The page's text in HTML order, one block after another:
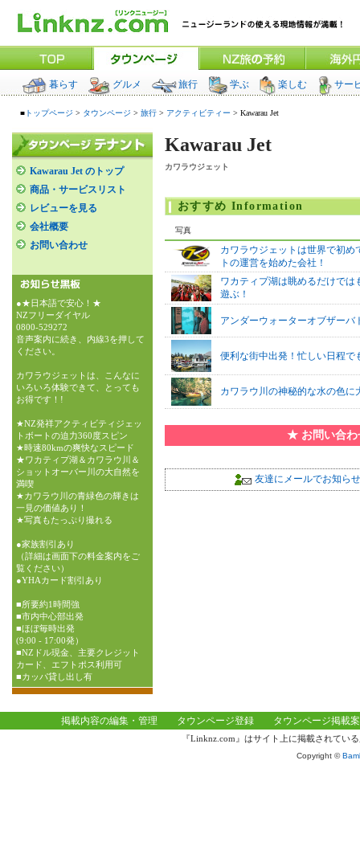
暮らす グルメ 旅行 学ぶ 楽しむ サー
■ トップページ > タウンページ > 旅行 > アクティビティー > Kawarau Jet
Kawarau Jet のトップ
商品・サービスリスト
レビューを見る
会社概要
お問い合わせ
●★日本語で安心！★
NZフリーダイヤル
0800-529272
音声案内に続き、内線3を押して
ください。
カワラウジェットは、こんなに
いろいろ体験できて、とっても
お得です！!
★NZ発祥アクティビティジェッ
トボートの迫力360度スピン
★時速80kmの爽快なスピード
★ワカティプ湖＆カワラウ川＆
ショットオーバー川の大自然を
満喫
★カワラウ川の青緑色の輝きは
一見の価値あり！
★写真もたっぷり撮れる
●家族割引あり
（詳細は画面下の料金案内をご
覧ください）
●YHAカード割引あり
■所要約1時間強
■市内中心部出発
■ほぼ毎時出発
(9:00 - 17:00発）
■NZドル現金、主要クレジット
カード、エフトポス利用可
■カッパ貸し出し有
Kawarau Jet
カワラウジェット
おすすめ Information
写真
カワラウジェットは世界で初
トの運営を始めた会社！
ワカティプ湖は眺めるだけで
遊ぶ！
アンダーウォーターオブザーバ
便利な街中出発！忙しい日程で
カワラウ川の神秘的な水の色に
★ お問い合わ
友達にメールでお知らせ
掲載内容の編集・管理 タウンページ登録 タウンページ掲載
『Linknz.com』はサイト上に掲載されてい
Copyright ©